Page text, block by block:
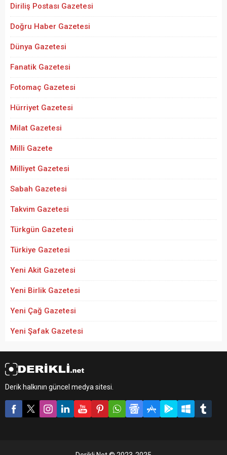
Diriliş Postası Gazetesi
Doğru Haber Gazetesi
Dünya Gazetesi
Fanatik Gazetesi
Fotomaç Gazetesi
Hürriyet Gazetesi
Milat Gazetesi
Milli Gazete
Milliyet Gazetesi
Sabah Gazetesi
Takvim Gazetesi
Türkgün Gazetesi
Türkiye Gazetesi
Yeni Akit Gazetesi
Yeni Birlik Gazetesi
Yeni Çağ Gazetesi
Yeni Şafak Gazetesi
Derik halkının güncel medya sitesi.